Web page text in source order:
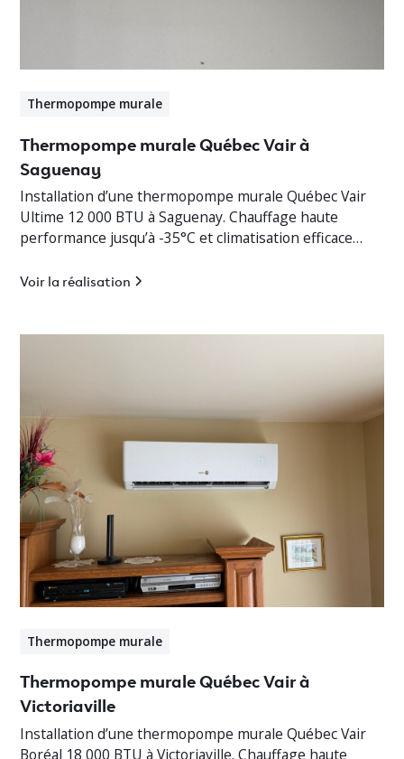
Thermopompe murale
Thermopompe murale Québec Vair à
Saguenay
Installation d’une thermopompe murale Québec Vair
Ultime 12 000 BTU à Saguenay. Chauffage haute
performance jusqu’à -35°C et climatisation efficace
Voir la réalisation
Thermopompe murale
Thermopompe murale Québec Vair à
Victoriaville
Installation d’une thermopompe murale Québec Vair
Boréal 18 000 BTU à Victoriaville. Chauffage haute